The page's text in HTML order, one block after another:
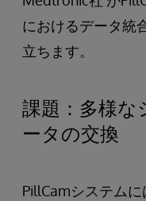
におけるデータ統
立ちます。
課題：多様な
ータの交換
PillCamシステム